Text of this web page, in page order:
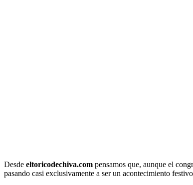
Desde eltoricodechiva.com pensamos que, aunque el
pasando casi exclusivamente a ser un acontecimiento